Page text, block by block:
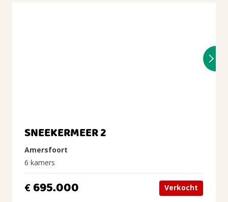
SNEEKERMEER 2
Amersfoort
6 kamers
€695.000 Verkocht